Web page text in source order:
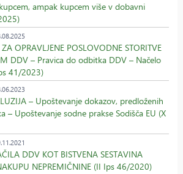
ampak kupcem više v dobavni
OPRAVLJENE POSLOVODNE STORITVE
DDV – Pravica do odbitka DDV – Načelo
41/2023)
– Upoštevanje dokazov, predloženih
– Upoštevanje sodne prakse Sodišča EU (X
DDV KOT BISTVENA SESTAVINA
NEPREMIČNINE (II Ips 46/2020)